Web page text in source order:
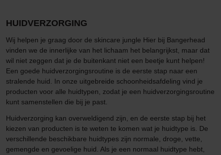
HUIDVERZORGING
Wij helpen je graag door de skincare jungle Hier bij Bangerhead
vinden we de innerlijke van het lichaam het belangrijkst, maar dat
wil niet zeggen dat je de buitenkant niet een beetje kunt helpen!
Een goede huidverzorgingsroutine is de eerste stap naar een
stralende huid. In onze uitgebreide schoonheidsafdeling vind je
producten voor alle huidtypen, zodat je een huidverzorgingsroutine
kunt samenstellen die bij je past.
Huidverzorging kan overweldigend zijn, en de eerste stap bij het
kiezen van producten is te weten te komen wat je huidtype is. De
verschillende beschikbare huidtypes zijn normale, droge, vette,
gemengde en gevoelige huid. Als je een normaal huidtype hebt,